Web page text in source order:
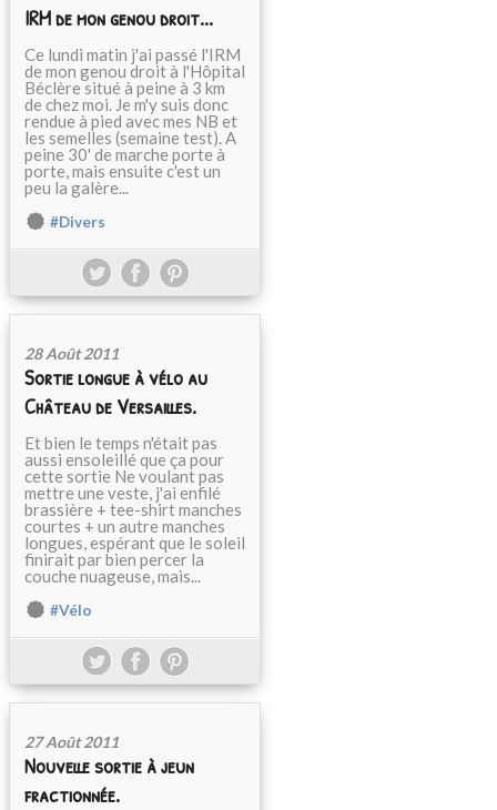
IRM de mon genou droit...
Ce lundi matin j'ai passé l'IRM
de mon genou droit à l'Hôpital
Béclère situé à peine à 3 km
de chez moi. Je m'y suis donc
rendue à pied avec mes NB et
les semelles (semaine test). A
peine 30' de marche porte à
porte, mais ensuite c'est un
peu la galère...
#Divers
28 Août 2011
Sortie longue à vélo au
Château de Versailles.
Et bien le temps n'était pas
aussi ensoleillé que ça pour
cette sortie Ne voulant pas
mettre une veste, j'ai enfilé
brassière + tee-shirt manches
courtes + un autre manches
longues, espérant que le soleil
finirait par bien percer la
couche nuageuse, mais...
#Vélo
27 Août 2011
Nouvelle sortie à jeun
fractionnée.